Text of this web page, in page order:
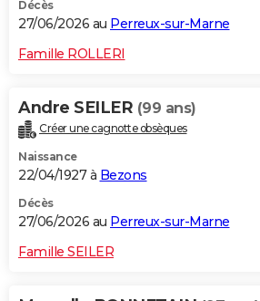
Décès
27/06/2026 au Perreux-sur-Marne
Famille ROLLERI
Andre SEILER (99 ans)
Créer une cagnotte obsèques
Naissance
22/04/1927 à Bezons
Décès
27/06/2026 au Perreux-sur-Marne
Famille SEILER